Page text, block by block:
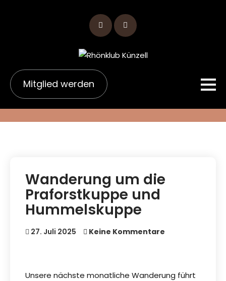
Mitglied werden
Wanderung um die
Praforstkuppe und
Hummelskuppe
27. Juli 2025 Keine Kommentare
Unsere nächste monatliche Wanderung führt